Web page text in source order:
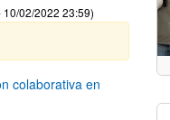
02/2022 23:59)
colaborativa en